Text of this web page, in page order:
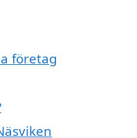
företag